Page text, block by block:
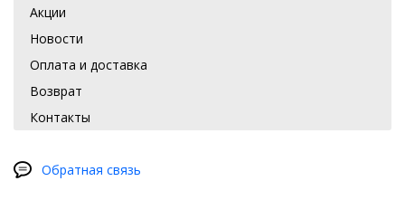
Акции
Новости
Оплата и доставка
Возврат
Контакты
Обратная связь